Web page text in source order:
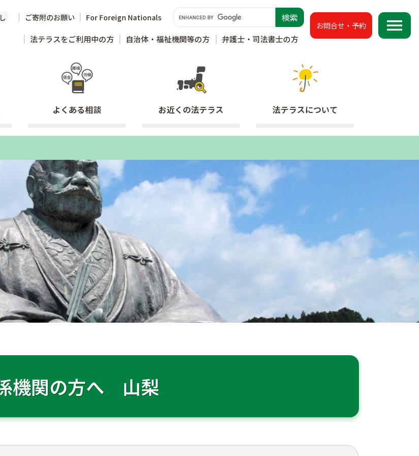
ご寄附のお願い For Foreign Nationals
法テラスをご利用中の方 自治体・福祉機関等の方 弁護士・司法書士の方
お問合せ・予約 menu
よくある相談 お近くの法テラス 法テラスについて
機関の方へ 山梨